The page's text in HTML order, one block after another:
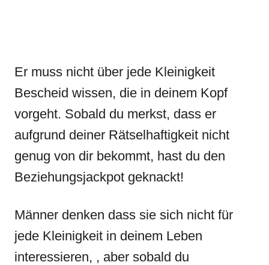
Er muss nicht über jede Kleinigkeit
Bescheid wissen, die in deinem Kopf
vorgeht. Sobald du merkst, dass er
aufgrund deiner Rätselhaftigkeit nicht
genug von dir bekommt, hast du den
Beziehungsjackpot geknackt!
Männer denken dass sie sich nicht für
jede Kleinigkeit in deinem Leben
interessieren, , aber sobald du